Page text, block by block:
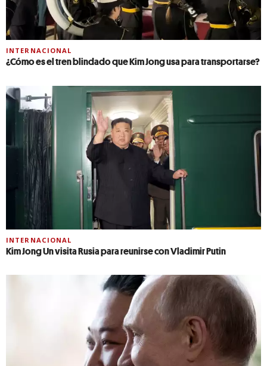
INTERNACIONAL
¿Cómo es el tren blindado que Kim Jong usa para transportarse?
INTERNACIONAL
Kim Jong Un visita Rusia para reunirse con Vladimir Putin